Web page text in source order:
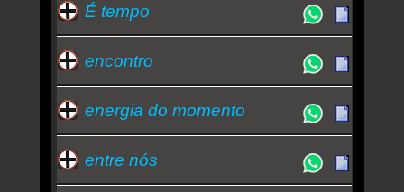
É tempo
encontro
energia do momento
entre nós